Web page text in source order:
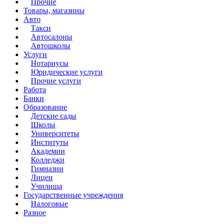
Товары, магазины
Авто
Такси
Автосалоны
Автошколы
Услуги
Нотариусы
Юридические услуги
Прочие услуги
Работа
Банки
Образование
Детские сады
Школы
Университеты
Институты
Академии
Колледжи
Гимназии
Лицеи
Училища
Государственные учреждения
Налоговые
Разное